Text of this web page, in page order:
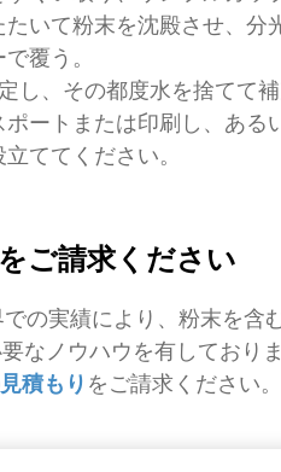
いて粉末を沈殿させ、分
覆う。
し、その都度水を捨てて補
ートまたは印刷し、ある
ててください。
ご請求ください
の実績により、粉末を含
なノウハウを有しており
積もり をご請求ください。